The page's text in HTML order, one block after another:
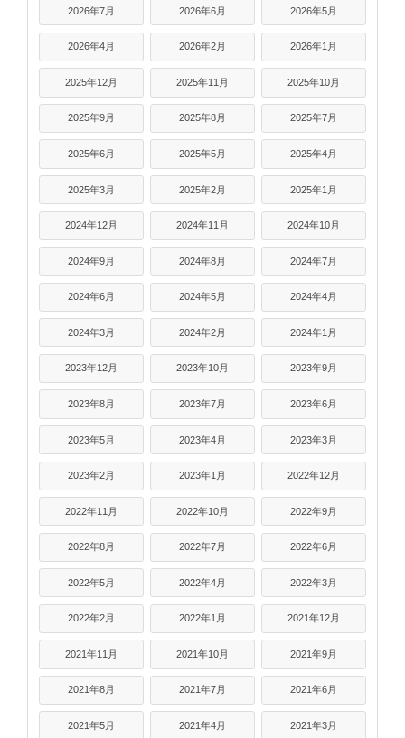
2026年7月 2026年6月 2026年5月
2026年4月 2026年2月 2026年1月
2025年12月 2025年11月 2025年10月
2025年9月 2025年8月 2025年7月
2025年6月 2025年5月 2025年4月
2025年3月 2025年2月 2025年1月
2024年12月 2024年11月 2024年10月
2024年9月 2024年8月 2024年7月
2024年6月 2024年5月 2024年4月
2024年3月 2024年2月 2024年1月
2023年12月 2023年10月 2023年9月
2023年8月 2023年7月 2023年6月
2023年5月 2023年4月 2023年3月
2023年2月 2023年1月 2022年12月
2022年11月 2022年10月 2022年9月
2022年8月 2022年7月 2022年6月
2022年5月 2022年4月 2022年3月
2022年2月 2022年1月 2021年12月
2021年11月 2021年10月 2021年9月
2021年8月 2021年7月 2021年6月
2021年5月 2021年4月 2021年3月